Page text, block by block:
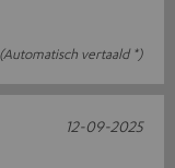
(Automatisch vertaald *)
12-09-2025